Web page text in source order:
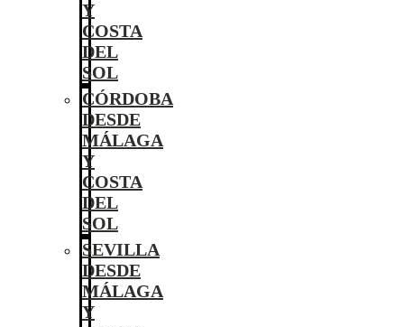
Y
COSTA
DEL
SOL
CÓRDOBA
DESDE
MÁLAGA
Y
COSTA
DEL
SOL
SEVILLA
DESDE
MÁLAGA
Y